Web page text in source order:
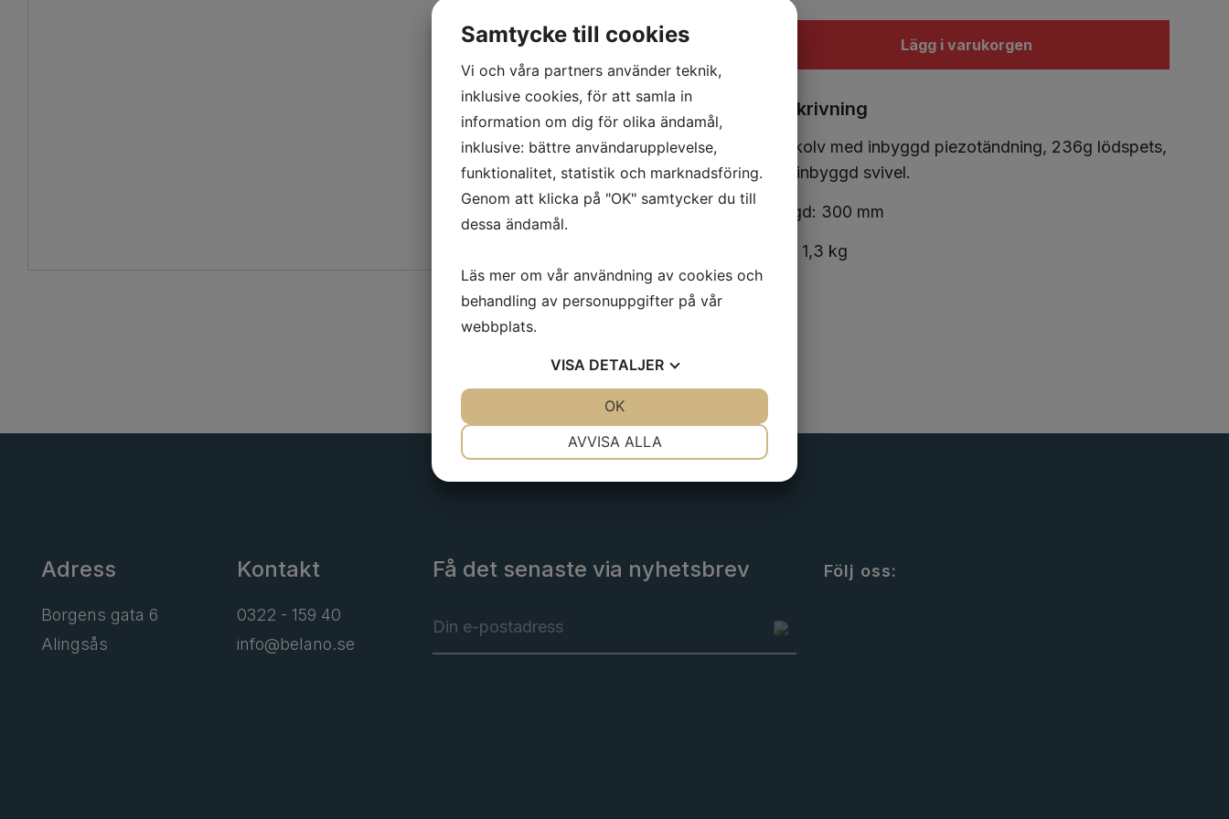
Lägg i varukorgen
Beskrivning
Lödkolv med inbyggd piezotändning, 236g lödspets,
och inbyggd svivel.
Längd: 300 mm
Vikt: 1,3 kg
Adress
Borgens gata 6
Alingsås
Kontakt
0322 - 159 40
info@belano.se
Få det senaste via nyhetsbrev Följ oss:
Samtycke till cookies
Vi och våra partners använder teknik,
inklusive cookies, för att samla in
information om dig för olika ändamål,
inklusive: bättre användarupplevelse,
funktionalitet, statistik och marknadsföring.
Genom att klicka på "OK" samtycker du till
dessa ändamål.
Läs mer om vår användning av cookies och
behandling av personuppgifter på vår
webbplats.
VISA DETALJER
AVVISA ALLA
OK